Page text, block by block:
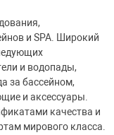
и SPA. Широкий
и водопады,
за бассейном,
и аксессуары.
качества и
мирового класса.